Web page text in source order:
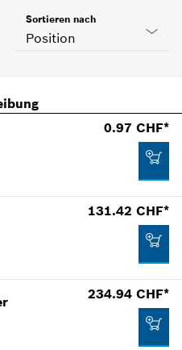
Position
Sortieren nach
0.97 CHF*
131.42 CHF*
234.94 CHF*